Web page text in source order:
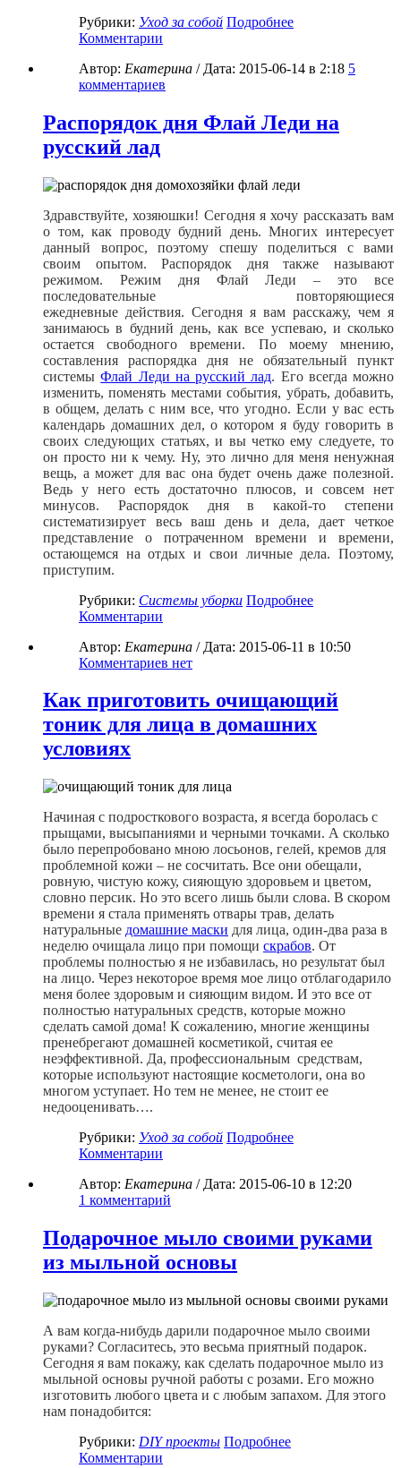
Рубрики: Уход за собой Подробнее
Комментарии
Автор: Екатерина / Дата: 2015-06-14 в 2:18 5
комментариев
Распорядок дня Флай Леди на
русский лад
Здравствуйте, хозяюшки! Сегодня я хочу рассказать вам
о том, как проводу будний день. Многих интересует
данный вопрос, поэтому спешу поделиться с вами
своим опытом. Распорядок дня также называют
режимом. Режим дня Флай Леди – это все
последовательные повторяющиеся
ежедневные действия. Сегодня я вам расскажу, чем я
занимаюсь в будний день, как все успеваю, и сколько
остается свободного времени. По моему мнению,
составления распорядка дня не обязательный пункт
системыФлай Леди на русский лад. Его всегда можно
изменить, поменять местами события, убрать, добавить,
в общем, делать с ним все, что угодно. Если у вас есть
календарь домашних дел, о котором я буду говорить в
своих следующих статьях, и вы четко ему следуете, то
он просто ни к чему. Ну, это лично для меня ненужная
вещь, а может для вас она будет очень даже полезной.
Ведь у него есть достаточно плюсов, и совсем нет
минусов. Распорядок дня в какой-то степени
систематизирует весь ваш день и дела, дает четкое
представление о потраченном времени и времени,
остающемся на отдых и свои личные дела. Поэтому,
приступим.
Рубрики: Системы уборки Подробнее
Комментарии
Автор: Екатерина / Дата: 2015-06-11 в 10:50
Комментариев нет
Как приготовить очищающий
тоник для лица в домашних
условиях
Начиная с подросткового возраста, я всегда боролась с
прыщами, высыпаниями и черными точками. А сколько
было перепробовано мною лосьонов, гелей, кремов для
проблемной кожи – не сосчитать. Все они обещали,
ровную, чистую кожу, сияющую здоровьем и цветом,
словно персик. Но это всего лишь были слова. В скором
времени я стала применять отвары трав, делать
натуральные домашние маски для лица, один-два раза в
неделю очищала лицо при помощи скрабов. От
проблемы полностью я не избавилась, но результат был
на лицо. Через некоторое время мое лицо отблагодарило
меня более здоровым и сияющим видом. И это все от
полностью натуральных средств, которые можно
сделать самой дома! К сожалению, многие женщины
пренебрегают домашней косметикой, считая ее
неэффективной. Да, профессиональным средствам,
которые используют настоящие косметологи, она во
многом уступает. Но тем не менее, не стоит ее
недооценивать….
Рубрики: Уход за собой Подробнее
Комментарии
Автор: Екатерина / Дата: 2015-06-10 в 12:20
1 комментарий
Подарочное мыло своими руками
из мыльной основы
А вам когда-нибудь дарили подарочное мыло своими
руками? Согласитесь, это весьма приятный подарок.
Сегодня я вам покажу, как сделать подарочное мыло из
мыльной основы ручной работы с розами. Его можно
изготовить любого цвета и с любым запахом. Для этого
нам понадобится:
Рубрики: DIY проекты Подробнее
Комментарии